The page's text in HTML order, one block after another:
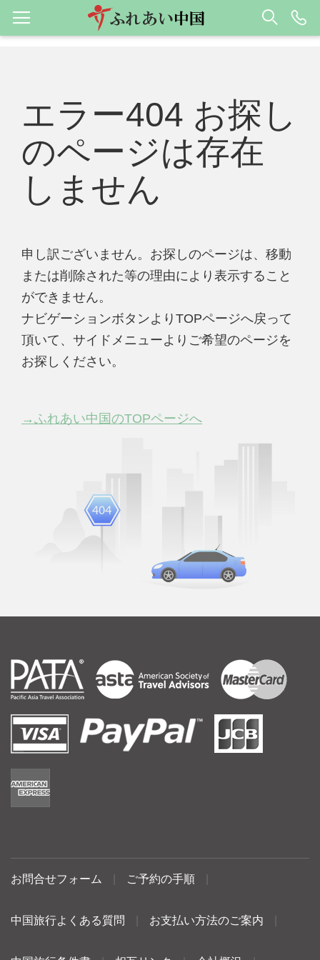
エラー404 お探し
のページは存在
しません
申し訳ございません。お探しのページは、移動
または削除された等の理由により表示すること
ができません。
ナビゲーションボタンよりTOPページへ戻って
頂いて、サイドメニューよりご希望のページを
お探しください。
→ふれあい中国のTOPページへ
お問合せフォーム ご予約の手順
中国旅行よくある質問 お支払い方法のご案内